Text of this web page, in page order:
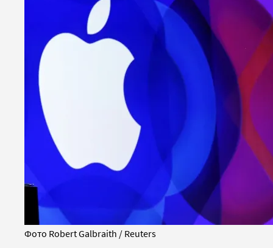
Фото Robert Galbraith / Reuters